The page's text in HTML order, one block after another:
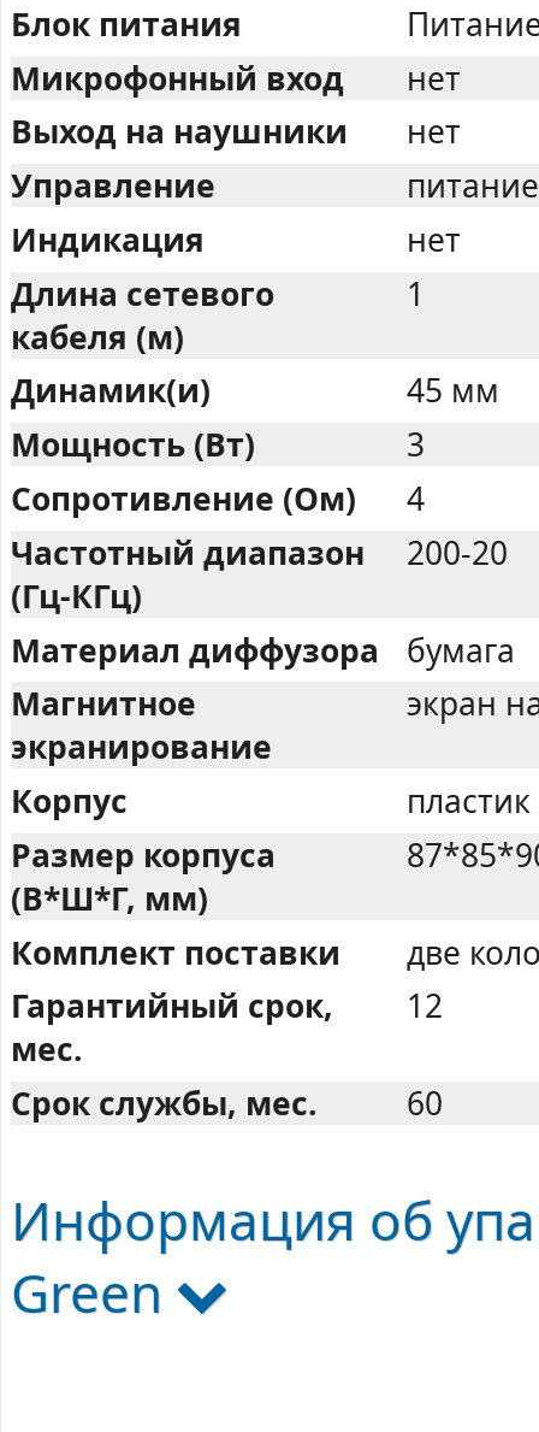
Блок питания
Микрофонный вход
нет
Выход на наушники
нет
Управление
Индикация
нет
Длина сетевого
кабеля (м)
1
Динамик(и)
45 мм
Мощность (Вт)
3
Сопротивление (Ом)
4
Частотный диапазон
(Гц-КГц)
200-20
Материал диффузора
бумага
Магнитное
экранирование
экран
Корпус
пластик
Размер корпуса
(В*Ш*Г, мм)
Комплект поставки
две
Гарантийный срок,
мес.
12
Срок службы, мес. 60
Информация об
Green